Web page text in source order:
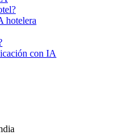
hotelera
con IA